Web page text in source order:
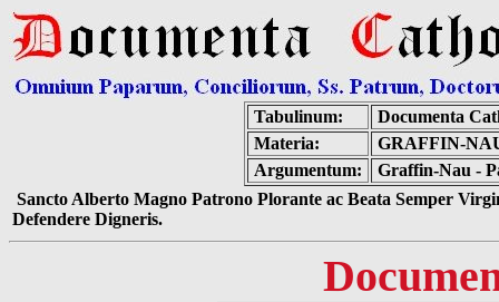
Tabulinum:
Documenta
Materia:
GRAFFIN-
Argumentum:
Graffin-Nau -
Sancto Alberto Magno Patrono Plorante ac Beata Semper
Defendere Digneris.